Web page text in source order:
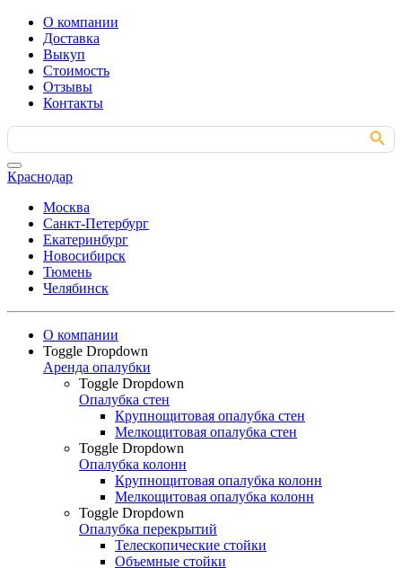
О компании
Доставка
Выкуп
Стоимость
Отзывы
Контакты
Search
for:
Search Button
Краснодар
Москва
Санкт-Петербург
Екатеринбург
Новосибирск
Тюмень
Челябинск
О компании
Toggle Dropdown
Аренда опалубки
Toggle Dropdown
Опалубка стен
Крупнощитовая опалубка стен
Мелкощитовая опалубка стен
Toggle Dropdown
Опалубка колонн
Крупнощитовая опалубка колонн
Мелкощитовая опалубка колонн
Toggle Dropdown
Опалубка перекрытий
Телескопические стойки
Объемные стойки